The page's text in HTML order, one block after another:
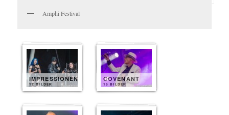
Amphi Festival
IMPRESSIONEN
12 BILDER
COVENANT
15 BILDER